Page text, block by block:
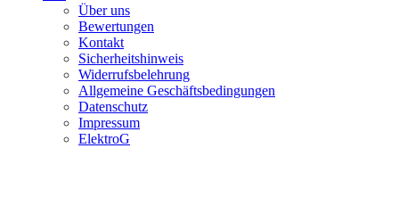
Über uns
Bewertungen
Kontakt
Sicherheitshinweis
Widerrufsbelehrung
Allgemeine Geschäftsbedingungen
Datenschutz
Impressum
ElektroG